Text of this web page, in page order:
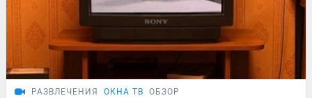
РАЗВЛЕЧЕНИЯ ОКНА ТВ ОБЗОР